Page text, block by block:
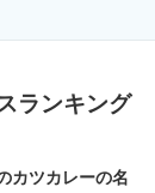
ランキング
カツカレーの名